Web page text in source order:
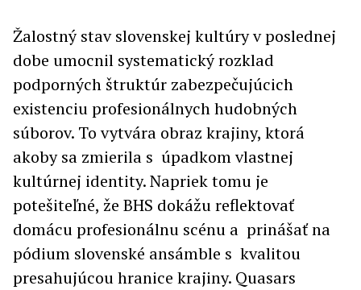
Žalostný stav slovenskej kultúry v poslednej
dobe umocnil systematický rozklad
podporných štruktúr zabezpečujúcich
existenciu profesionálnych hudobných
súborov. To vytvára obraz krajiny, ktorá
akoby sa zmierila s úpadkom vlastnej
kultúrnej identity. Napriek tomu je
potešiteľné, že BHS dokážu reflektovať
domácu profesionálnu scénu a prinášať na
pódium slovenské ansámble s kvalitou
presahujúcou hranice krajiny. Quasars